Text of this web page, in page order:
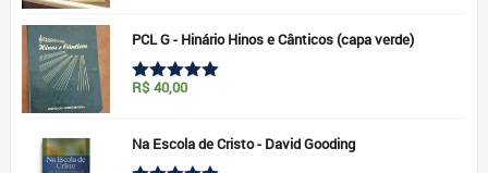
era:
R$69,60.
é:
PCL G - Hinário Hinos e Cânticos (capa verde)
Avaliação
R$ 40,00
Na Escola de Cristo - David Gooding